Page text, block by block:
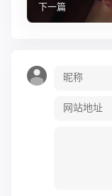
下一篇